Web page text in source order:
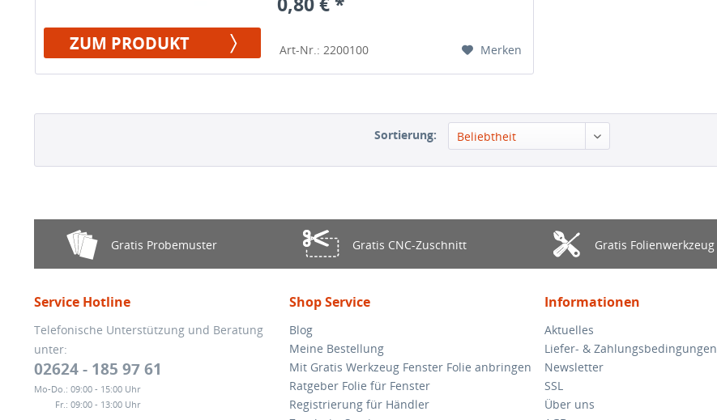
ZUM PRODUKT Art-Nr.: 2200100 Merken
Sortierung: Beliebtheit
Gratis Probemuster Gratis CNC-Zuschnitt Gratis Folienwerkzeug
Service Hotline
Telefonische Unterstützung und Beratung
unter:
02624 - 185 97 61
Mo-Do.: 09:00 - 15:00 Uhr
Fr.: 09:00 - 13:00 Uhr
Shop Service
Blog
Meine Bestellung
Mit Gratis Werkzeug Fenster Folie anbringen
Ratgeber Folie für Fenster
Registrierung für Händler
Informationen
Aktuelles
Liefer- & Zahlungsbedingungen
Newsletter
SSL
Über uns